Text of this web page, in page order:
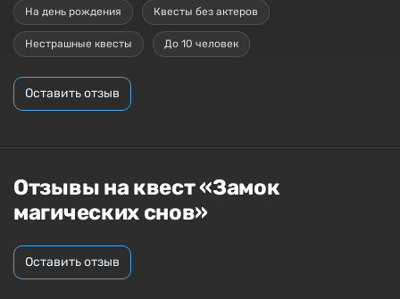
На день рождения Квесты без актеров
Нестрашные квесты До 10 человек
Оставить отзыв
Отзывы на квест «Замок
магических снов»
Оставить отзыв